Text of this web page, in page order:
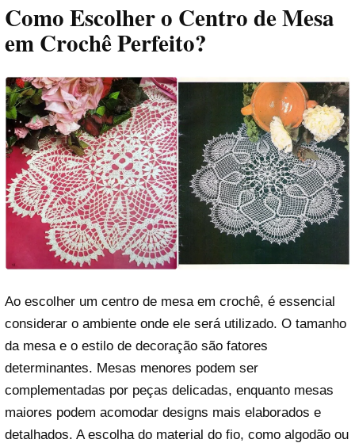
Como Escolher o Centro de Mesa
em Crochê Perfeito?
Ao escolher um centro de mesa em crochê, é essencial
considerar o ambiente onde ele será utilizado. O tamanho
da mesa e o estilo de decoração são fatores
determinantes. Mesas menores podem ser
complementadas por peças delicadas, enquanto mesas
maiores podem acomodar designs mais elaborados e
detalhados. A escolha do material do fio, como algodão ou